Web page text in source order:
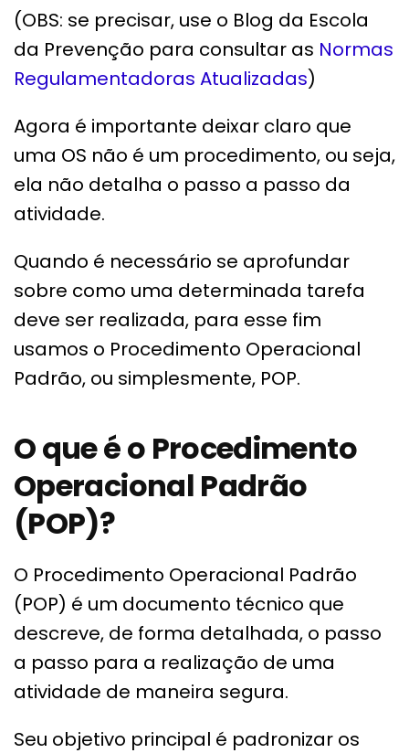
(OBS: se precisar, use o Blog da Escola
da Prevenção para consultar as Normas
Regulamentadoras Atualizadas)
Agora é importante deixar claro que
uma OS não é um procedimento, ou seja,
ela não detalha o passo a passo da
atividade.
Quando é necessário se aprofundar
sobre como uma determinada tarefa
deve ser realizada, para esse fim
usamos o Procedimento Operacional
Padrão, ou simplesmente, POP.
O que é o Procedimento
Operacional Padrão
(POP)?
O Procedimento Operacional Padrão
(POP) é um documento técnico que
descreve, de forma detalhada, o passo
a passo para a realização de uma
atividade de maneira segura.
Seu objetivo principal é padronizar os